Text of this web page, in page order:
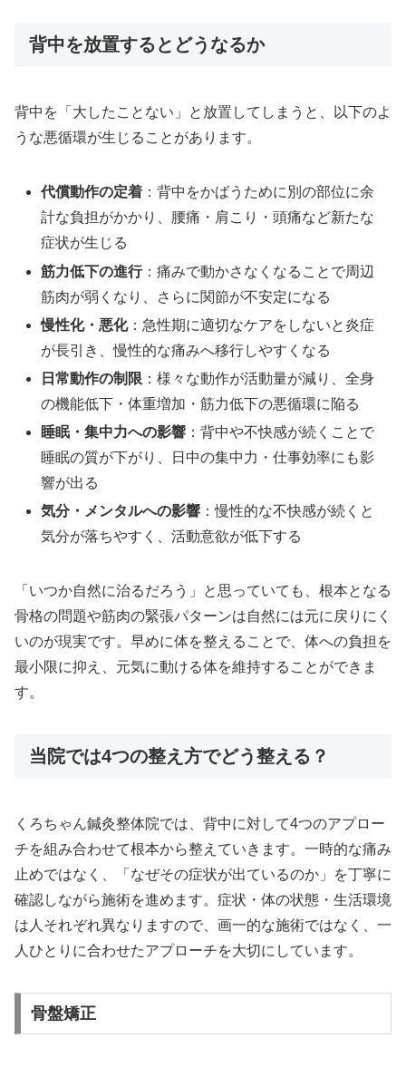
背中を放置するとどうなるか
背中を「大したことない」と放置してしまうと、以下のよ
うな悪循環が生じることがあります。
代償動作の定着 ：背中をかばうために別の部位に余
計な負担がかかり、腰痛・肩こり・頭痛など新たな
症状が生じる
筋力低下の進行：痛みで動かさなくなることで周辺
筋肉が弱くなり、さらに関節が不安定になる
慢性化・悪化：急性期に適切なケアをしないと炎症
が長引き、慢性的な痛みへ移行しやすくなる
日常動作の制限 ：様々な動作が活動量が減り、全身
の機能低下・体重増加・筋力低下の悪循環に陥る
睡眠・集中力への影響 ：背中や不快感が続くことで
睡眠の質が下がり、日中の集中力・仕事効率にも影
響が出る
気分・メンタルへの影響 ：慢性的な不快感が続くと
気分が落ちやすく、活動意欲が低下する
「いつか自然に治るだろう」と思っていても、根本となる
骨格の問題や筋肉の緊張パターンは自然には元に戻りにく
いのが現実です。早めに体を整えることで、体への負担を
最小限に抑え、元気に動ける体を維持することができま
す。
当院では4つの整え方でどう整える？
くろちゃん鍼灸整体院では、背中に対して4つのアプロー
チを組み合わせて根本から整えていきます。一時的な痛み
止めではなく、「なぜその症状が出ているのか」を丁寧に
確認しながら施術を進めます。症状・体の状態・生活環境
は人それぞれ異なりますので、画一的な施術ではなく、一
人ひとりに合わせたアプローチを大切にしています。
骨盤矯正